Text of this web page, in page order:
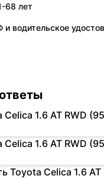
68 лет
и водительское
1.6 AT RWD
1.6 AT RWD
Toyota Celica 1.6